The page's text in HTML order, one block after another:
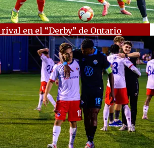
rival en el “Derby” de Ontario